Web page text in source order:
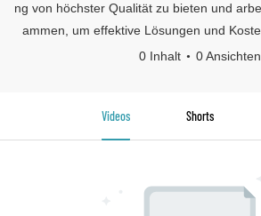
ng von höchster Qualität zu bieten und
ammen, um effektive Lösungen und
0 Inhalt
0 Ansichten
Videos Shorts